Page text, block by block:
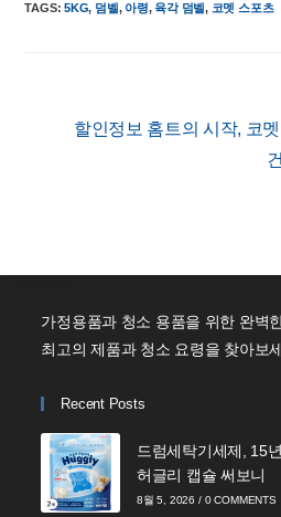
TAGS:5KG, 덤벨, 아령, 육각 덤벨, 코멧 스포츠
할인정보 홈트의 시작, 코
가정용품과 청소 용품을 위한 완벽
최고의 제품과 청소 요령을 찾아보
Recent Posts
드럼세탁기세제, 15
허글리 캡슐 써보니
8월 5, 2026 / 0 COMMENTS